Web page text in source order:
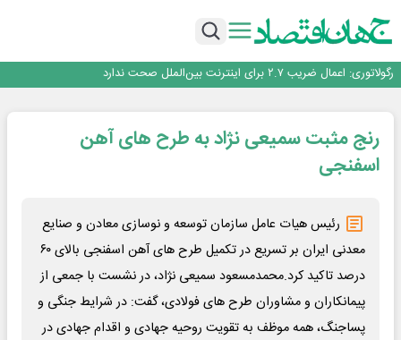
یک اشتباه کلاد، تمام اطلاعات کاربر را به باد داد
اینوتکس امسال با مدل جدید برگزار می‌شود
راه‌آهن موظف به ارائه برنامه برای ارتقای امنیت سایبری شد
یک اشتباه کلاد، تمام اطلاعات کاربر را به باد داد
اینوتکس امسال با مدل جدید برگزار می‌شود
رنج مثبت سمیعی نژاد به طرح های آهن
اسفنجی
رئیس هیات عامل سازمان توسعه و نوسازی معادن و صنایع
معدنی ایران بر تسریع در تکمیل طرح های آهن اسفنجی بالای ۶۰
درصد تاکید کرد.محمدمسعود سمیعی نژاد، در نشست با جمعی از
پیمانکاران و مشاوران طرح های فولادی، گفت: در شرایط جنگی و
پساجنگ، همه موظف به تقویت روحیه جهادی و اقدام جهادی در